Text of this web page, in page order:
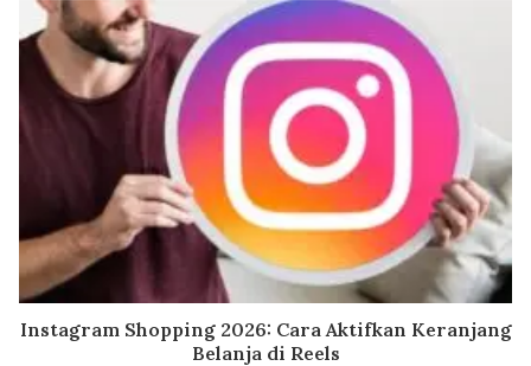
Instagram Shopping 2026: Cara Aktifkan Keranjang
Belanja di Reels